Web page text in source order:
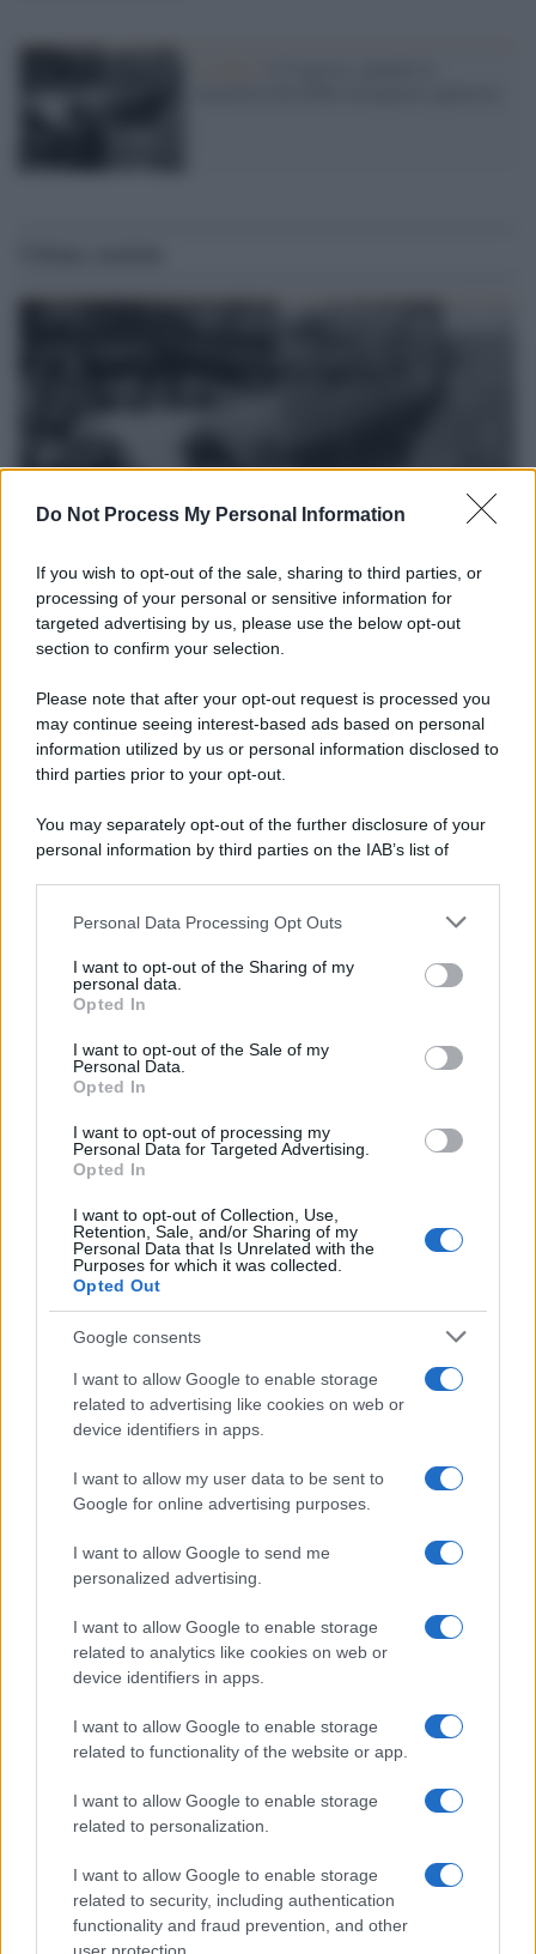
Do Not Process My Personal Information
If you wish to opt-out of the sale, sharing to third parties, or
processing of your personal or sensitive information for
targeted advertising by us, please use the below opt-out
section to confirm your selection.
Please note that after your opt-out request is processed you
may continue seeing interest-based ads based on personal
information utilized by us or personal information disclosed to
third parties prior to your opt-out.
You may separately opt-out of the further disclosure of your
personal information by third parties on the IAB’s list of
This information may also be disclosed by us to third parties
disclose it to other third parties.
Please note that this website/app uses one or more Google
services and may gather and store information including but
not limited to your visit or usage behaviour. You may click to
grant or deny consent to Google and its third-party tags to
consent section.
Personal Data Processing Opt Outs
I want to opt-out of the Sharing of my
personal data.
Opted In
I want to opt-out of the Sale of my
Personal Data.
Opted In
I want to opt-out of processing my
Personal Data for Targeted Advertising.
Opted In
I want to opt-out of Collection, Use,
Retention, Sale, and/or Sharing of my
Personal Data that Is Unrelated with the
Purposes for which it was collected.
Opted Out
Google consents
I want to allow Google to enable storage
related to advertising like cookies on web or
device identifiers in apps.
I want to allow my user data to be sent to
Google for online advertising purposes.
I want to allow Google to send me
personalized advertising.
I want to allow Google to enable storage
related to analytics like cookies on web or
device identifiers in apps.
I want to allow Google to enable storage
related to functionality of the website or app.
I want to allow Google to enable storage
related to personalization.
I want to allow Google to enable storage
related to security, including authentication
functionality and fraud prevention, and other
La data /L'8 agosto, quando la memoria dovrebbe insegnarci
qualcosa
carbone di Marcinelle. Lo stesso giorno del 1991 arrivarono con il
mercantile Vlora più di ventimila albanesi in cerca di una vita
migliore che, pur tra paure e solidarietà, abbiamo accolto. Questa
memoria sembra scolorire, lasciando spazio a una narrazione che
Il ricordo / Le radici di Francesco
L'album /"Timeless", il nuovo album postumo di Prince
L'inaugurazione /Cuneo inaugura Esseci: il nuovo polo
culturale nell’ex ospedale di Santa Croce
Facebook
Cookie Policy
Syndication
Globalist
Globalscience
Globalsport
Culture
Salute
Megachip
GiULia
Prima Pagina
Giornale dello
Spettacolo
Wondernet
Giuliana Sgrena